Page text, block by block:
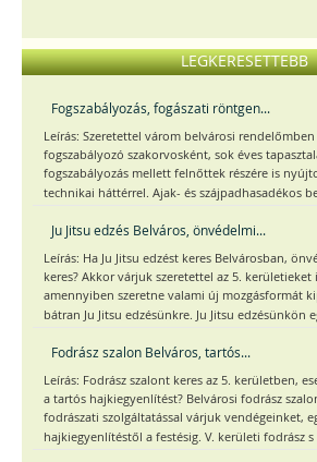
LEGKERESETTEBB
Fogszabályozás, fogászati röntgen...
Leírás: Szeretettel várom belvárosi
fogszabályozó szakorvosként, sok éves
fogszabályozás mellett felnőttek részére is
technikai háttérrel. Ajak- és szájpadhasadékos
Ju Jitsu edzés Belváros, önvédelmi...
Leírás: Ha Ju Jitsu edzést keres Belvárosban,
keres? Akkor várjuk szeretettel az 5. kerületieket
amennyiben szeretne valami új mozgásformát
bátran Ju Jitsu edzésünkre. Ju Jitsu edzésünkön
Fodrász szalon Belváros, tartós...
Leírás: Fodrász szalont keres az 5. kerületben,
a tartós hajkiegyenlítést? Belvárosi fodrász
fodrászati szolgáltatással várjuk vendégeinket,
hajkiegyenlítéstől a festésig. V. kerületi fodrász s